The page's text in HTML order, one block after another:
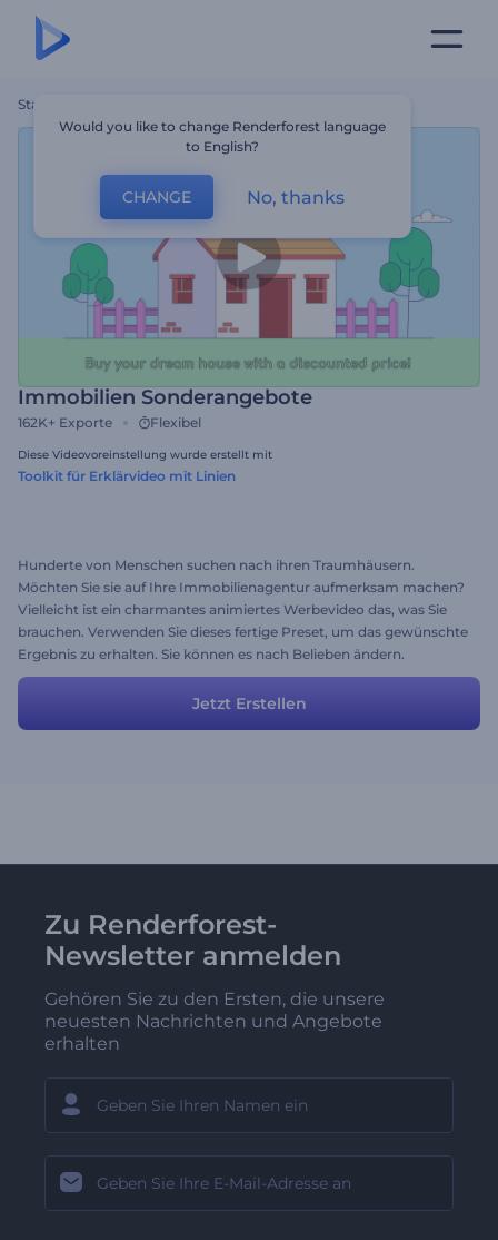
Startseite
Immobilien Sonderangebote
162K+ Exporte Flexibel
Diese Videovoreinstellung wurde erstellt mit
Toolkit für Erklärvideo mit Linien
Hunderte von Menschen suchen nach ihren Traumhäusern.
Möchten Sie sie auf Ihre Immobilienagentur aufmerksam machen?
Vielleicht ist ein charmantes animiertes Werbevideo das, was Sie
brauchen. Verwenden Sie dieses fertige Preset, um das gewünschte
Ergebnis zu erhalten. Sie können es nach Belieben ändern.
Jetzt Erstellen
Zu Renderforest-
Newsletter anmelden
Gehören Sie zu den Ersten, die unsere
neuesten Nachrichten und Angebote
erhalten
Would you like to change Renderforest language
to English?
CHANGE No, thanks